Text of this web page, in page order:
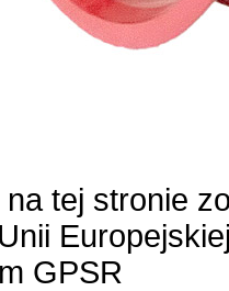
tej stronie
GPSR